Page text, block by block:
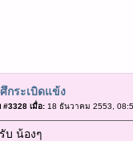
กระเบิดแข้ง
#3328 เมื่อ:18 ธันวาคม 2553,
บ น้องๆ